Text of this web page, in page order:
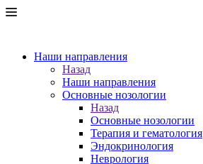
Наши направления
Назад
Наши направления
Основные нозологии
Назад
Основные нозологии
Терапия и гематология
Эндокринология
Неврология